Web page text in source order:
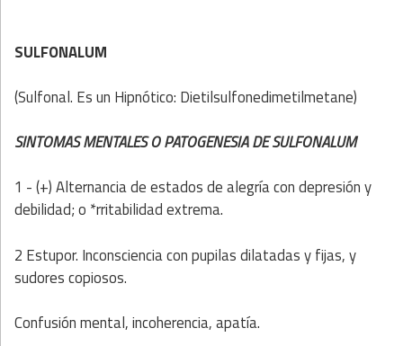
SULFONALUM
(Sulfonal. Es un Hipnótico: Dietilsulfonedimetilmetane)
SINTOMAS MENTALES O PATOGENESIA DE SULFONALUM
1 - (+) Alternancia de estados de alegría con depresión y
debilidad; o *rritabilidad extrema.
2 Estupor. Inconsciencia con pupilas dilatadas y fijas, y
sudores copiosos.
Confusión mental, incoherencia, apatía.